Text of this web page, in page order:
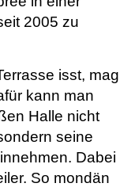
2005 zu
isst, mag
kann man
Halle nicht
seine
Dabei
So mondän